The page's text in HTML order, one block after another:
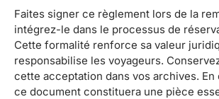
Faites signer ce règlement lors de la
intégrez-le dans le processus de
Cette formalité renforce sa valeur
responsabilise les voyageurs.
cette acceptation dans vos archives.
ce document constituera une pièce